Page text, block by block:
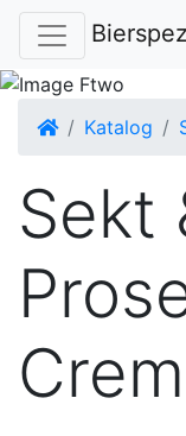
Startseite
Katalog
Sekt